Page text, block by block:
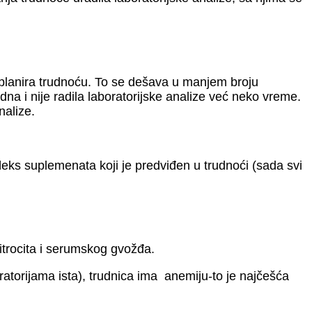
trudnoću. To se dešava u manjem broju
i nije radila laboratorijske analize već neko vreme.
suplemenata koji je predviđen u trudnoći (sada svi
i serumskog gvožđa.
ista), trudnica ima anemiju-to je najčešća